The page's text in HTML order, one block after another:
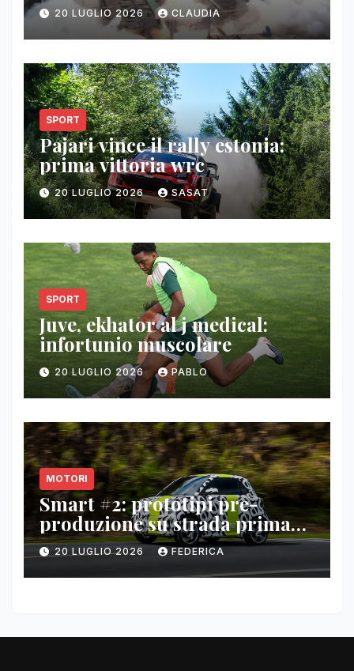
20 LUGLIO 2026 CLAUDIA
SPORT
Pajari vince il rally estonia:
prima vittoria wrc
20 LUGLIO 2026 SASAT
SPORT
Juve, ekhator al j medical:
infortunio muscolare
20 LUGLIO 2026 PABLO
MOTORI
Smart #2: prototipi pre-
produzione su strada prima
del paris motor show 2026
20 LUGLIO 2026 FEDERICA